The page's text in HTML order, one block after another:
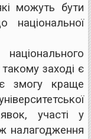
можуть бути
національної
такому заході є
змогу краще
участі у
налагодження